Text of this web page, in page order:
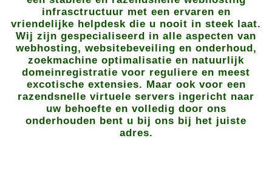
infrasctructuur met een ervaren en
vriendelijke helpdesk die u nooit in steek laat.
Wij zijn gespecialiseerd in alle aspecten van
webhosting, websitebeveiling en onderhoud,
zoekmachine optimalisatie en natuurlijk
domeinregistratie voor reguliere en meest
excotische extensies. Maar ook voor een
razendsnelle virtuele servers ingericht naar
uw behoefte en volledig door ons
onderhouden bent u bij ons bij het juiste
adres.